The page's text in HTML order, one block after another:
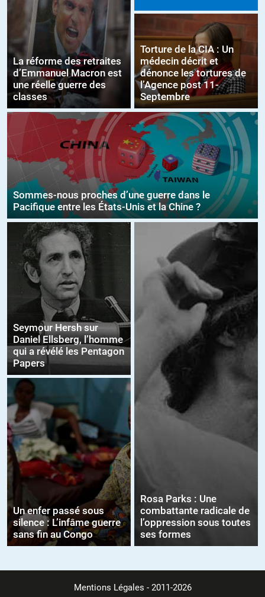
La réforme des retraites
d’Emmanuel Macron est
une réelle guerre des
classes
Torture de la CIA : Un
médecin décrit et
dénonce les tortures de
l’Agence post 11-
Septembre
Sommes-nous proches d’une guerre dans le
Pacifique entre les États-Unis et la Chine ?
Seymour Hersh sur
Daniel Ellsberg, l’homme
qui a révélé les Pentagon
Papers
Un enfer passé sous
silence : L’infâme guerre
sans fin au Congo
Rosa Parks : Une
combattante radicale de
l’oppression sous toutes
ses formes
Mentions Légales - 2011-2026